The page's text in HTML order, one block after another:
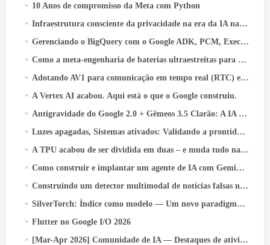
10 Anos de compromisso da Meta com Python
Infraestrutura consciente da privacidade na era da IA ​​nativa: Um estudo de caso de classificação de ativos
Gerenciando o BigQuery com o Google ADK, PCM, Execução na nuvem, Streamlit, e autenticação OIDC
Como a meta-engenharia de baterias ultraestreitas para óculos AI
Adotando AV1 para comunicação em tempo real (RTC) em escala
A Vertex AI acabou. Aqui está o que o Google construiu.
Antigravidade do Google 2.0 + Gêmeos 3.5 Clarão: A IA que codifica, Testes, e navios - sem você.
Luzes apagadas, Sistemas ativados: Validando a prontidão para perda instantânea de energia
A TPU acabou de ser dividida em duas – e muda tudo na infraestrutura de IA
Como construir e implantar um agente de IA com Gemini CLI e Google ADK: UM
Construindo um detector multimodal de notícias falsas na Indonésia com JAX, Linho, e Keras Kinetic no Cloud TPU
SilverTorch: Índice como modelo — Um novo paradigma de recuperação para sistemas de recomendação
Flutter no Google I/O 2026
[Mar-Apr 2026] Comunidade de IA — Destaques de atividades e conquistas